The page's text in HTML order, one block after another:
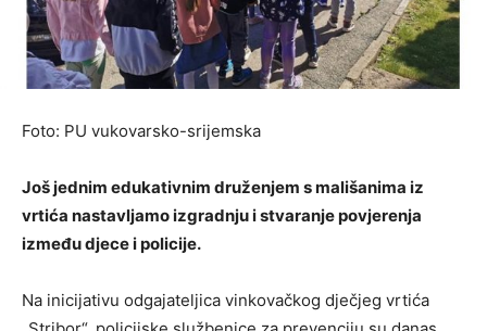
Foto: PU vukovarsko-srijemska
Još jednim edukativnim druženjem s mališanima iz
vrtića nastavljamo izgradnju i stvaranje povjerenja
između djece i policije.
Na inicijativu odgajateljica vinkovačkog dječjeg vrtića